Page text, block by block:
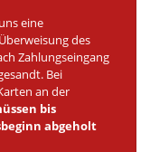
eine
des
Zahlungseingang
Bei
an der
bis
abgeholt